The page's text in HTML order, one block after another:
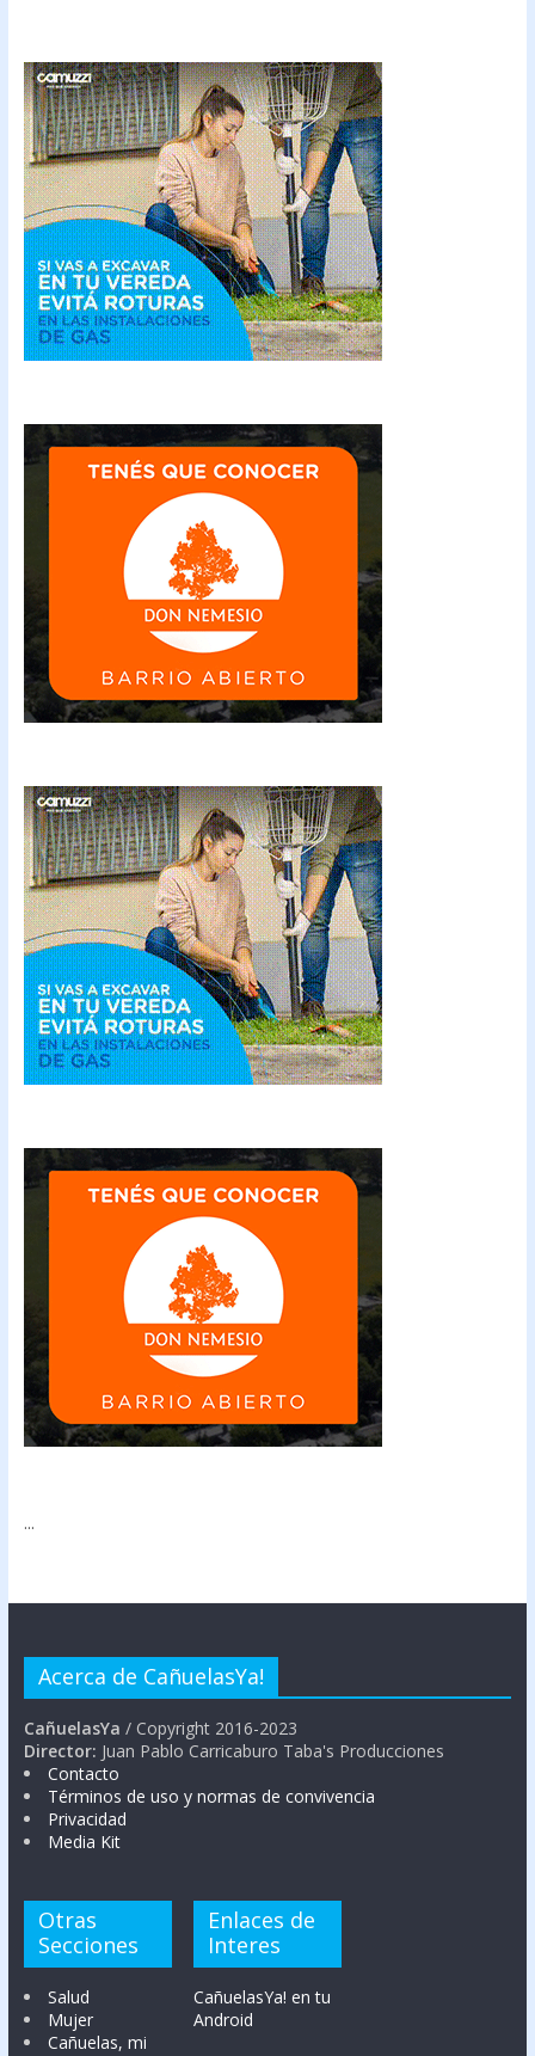
...
Acerca de CañuelasYa!
CañuelasYa / Copyright 2016-2023
Director: Juan Pablo Carricaburo Taba's Producciones
Contacto
Términos de uso y normas de convivencia
Privacidad
Media Kit
Otras
Secciones
Salud
Mujer
Cañuelas, mi
Enlaces de
Interes
CañuelasYa! en tu
Android